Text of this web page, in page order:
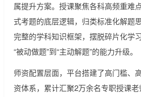
属提升方案。授课聚焦各科高频重难
式考题的底层逻辑，归类标准化解题
完整的学科知识框架，摆脱碎片化学
“被动做题”到“主动解题”的能力升级。
师资配置层面，平台搭建了高门槛、
资体系，累计汇聚2万余名专职授课